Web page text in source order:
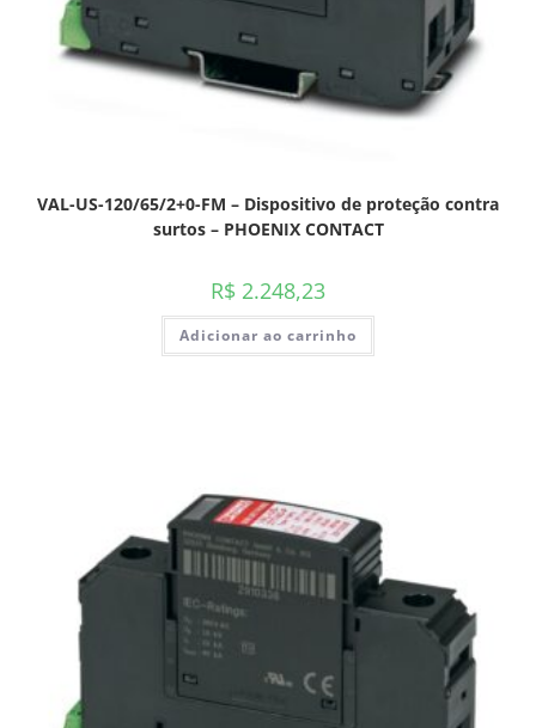
VAL-US-120/65/2+0-FM – Dispositivo de proteção contra
surtos – PHOENIX CONTACT
R$ 2.248,23
Adicionar ao carrinho